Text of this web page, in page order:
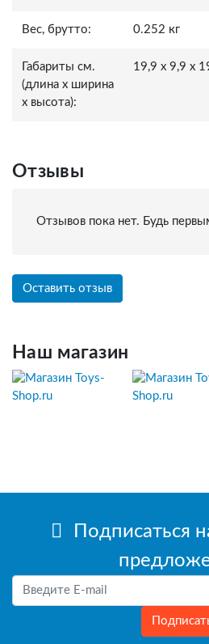
Вес, брутто: 0.252 кг
Габариты см.
(длина x ширина
x высота):
19,9 x 9,9 x
Отзывы
Отзывов пока нет. Будь
Оставить отзыв
Наш магазин
Подписаться